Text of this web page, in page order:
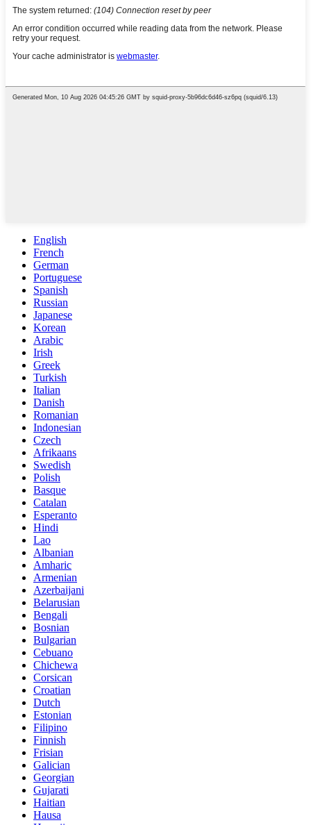
English
French
German
Portuguese
Spanish
Russian
Japanese
Korean
Arabic
Irish
Greek
Turkish
Italian
Danish
Romanian
Indonesian
Czech
Afrikaans
Swedish
Polish
Basque
Catalan
Esperanto
Hindi
Lao
Albanian
Amharic
Armenian
Azerbaijani
Belarusian
Bengali
Bosnian
Bulgarian
Cebuano
Chichewa
Corsican
Croatian
Dutch
Estonian
Filipino
Finnish
Frisian
Galician
Georgian
Gujarati
Haitian
Hausa